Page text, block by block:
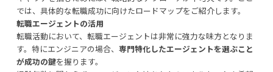
では、具体的な転職成功に向けたロードマップをご紹介します。
転職エージェントの活用
転職活動において、転職エージェントは非常に強力な味方となりま
す。特にエンジニアの場合、 専門特化したエージェントを選ぶこと
が成功の鍵を握ります。